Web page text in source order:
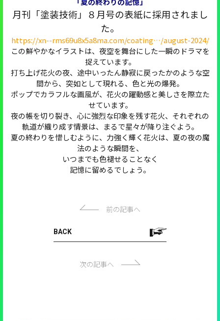
月刊「塗装技術」８月号の表紙に採用されまし
た。
https://xn--rms69u8x5a8ma.com/coating…/august-2024/
この鮮やかなイラストは、夜空を舞台にした一瞬のドラマを
捉えています。
打ち上げ花火の夜、途中いったん静寂に戻ったかのような空
間から、突如として現れる、色と光の爆発。
ポップでカラフルな画風が、花火の躍動感と美しさを際立た
せています。
夜の帳を切り裂き、心に強烈な印象を残す花火、それぞれの
軌道が織り成す情景は、まるで星々が降り注ぐよう。
夏の終わりを惜しむように、力強く輝く花火は、夏の夜の魔
法のような瞬間を、
いつまでも色褪せることなく
記憶に留めるでしょう。
前の記事へ
BACK
次の記事へ